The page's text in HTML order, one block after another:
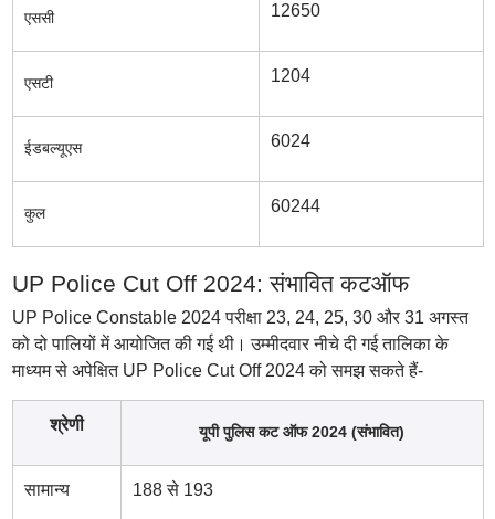
एससी 12650
एसटी 1204
ईडबल्यूएस 6024
कुल 60244
UP Police Cut Off 2024: संभावित कटऑफ
UP Police Constable 2024 परीक्षा 23, 24, 25, 30 और 31 अगस्त
को दो पालियों में आयोजित की गई थी। उम्मीदवार नीचे दी गई तालिका के
माध्यम से अपेक्षित UP Police Cut Off 2024 को समझ सकते हैं-
श्रेणी यूपी पुलिस कट ऑफ 2024 (संभावित)
सामान्य 188 से 193